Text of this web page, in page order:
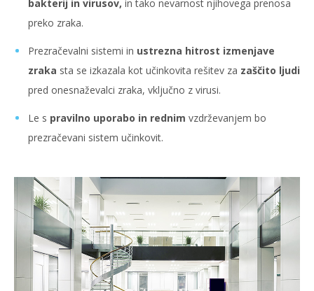
bakterij in virusov, in tako nevarnost njihovega prenosa
preko zraka.
Prezračevalni sistemi in ustrezna hitrost izmenjave
zraka sta se izkazala kot učinkovita rešitev za zaščito ljudi
pred onesnaževalci zraka, vključno z virusi.
Le s pravilno uporabo in rednim vzdrževanjem bo
prezračevani sistem učinkovit.